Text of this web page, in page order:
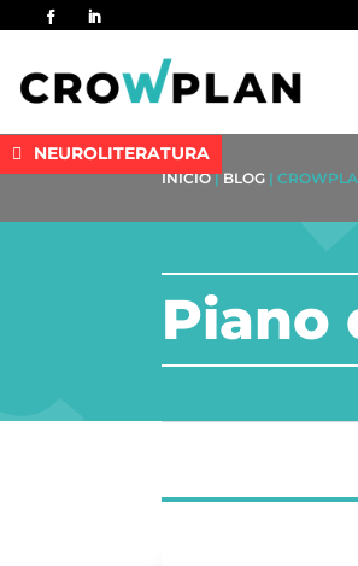
NEUROLITERATURA
INICIO |BLOG |
Piano